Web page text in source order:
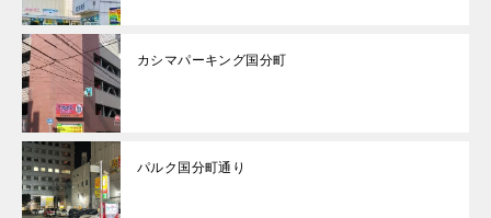
カシマパーキング国分町
パルク国分町通り